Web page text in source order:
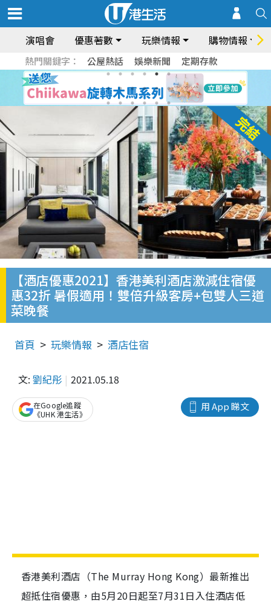
演唱會 優惠著數 玩樂情報 購物情報
熱門關鍵字： 公屋熱話 娛樂新聞 定期存款
【酒店優惠2021】香港美利酒店激減住宿優
惠32折 暑假適用！雙倍升級客房+包雙人三道
菜晚餐
首頁 玩樂情報 酒店住宿
文: 劉紀彤 2021.05.18
用 App 睇文
在Google追蹤
《UHK 港生活》
香港美利酒店（The Murray Hong Kong）最新推出
超抵住宿優惠，由5月20日起至7月31日入住酒店低